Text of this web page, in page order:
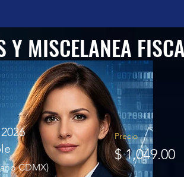
Y MISCELANEA
CDMX)
Precio
$ 1,049.00